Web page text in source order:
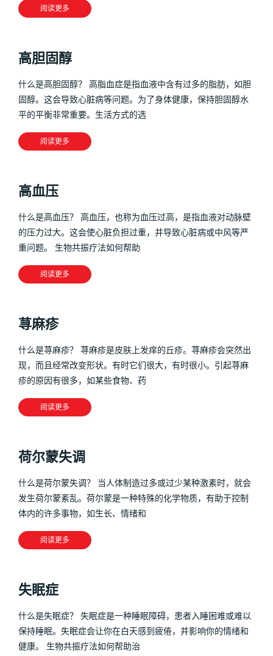
阅读更多
高胆固醇
什么是高胆固醇？ 高脂血症是指血液中含有过多的脂肪，如胆
固醇。这会导致心脏病等问题。为了身体健康，保持胆固醇水
平的平衡非常重要。生活方式的选
阅读更多
高血压
什么是高血压？ 高血压，也称为血压过高，是指血液对动脉壁
的压力过大。这会使心脏负担过重，并导致心脏病或中风等严
重问题。 生物共振疗法如何帮助
阅读更多
荨麻疹
什么是荨麻疹？ 荨麻疹是皮肤上发痒的丘疹。荨麻疹会突然出
现，而且经常改变形状。有时它们很大，有时很小。引起荨麻
疹的原因有很多，如某些食物、药
阅读更多
荷尔蒙失调
什么是荷尔蒙失调？ 当人体制造过多或过少某种激素时，就会
发生荷尔蒙紊乱。荷尔蒙是一种特殊的化学物质，有助于控制
体内的许多事物，如生长、情绪和
阅读更多
失眠症
什么是失眠症？ 失眠症是一种睡眠障碍，患者入睡困难或难以
保持睡眠。失眠症会让你在白天感到疲倦，并影响你的情绪和
健康。 生物共振疗法如何帮助治